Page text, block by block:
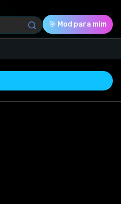
🎯 Mod para mim